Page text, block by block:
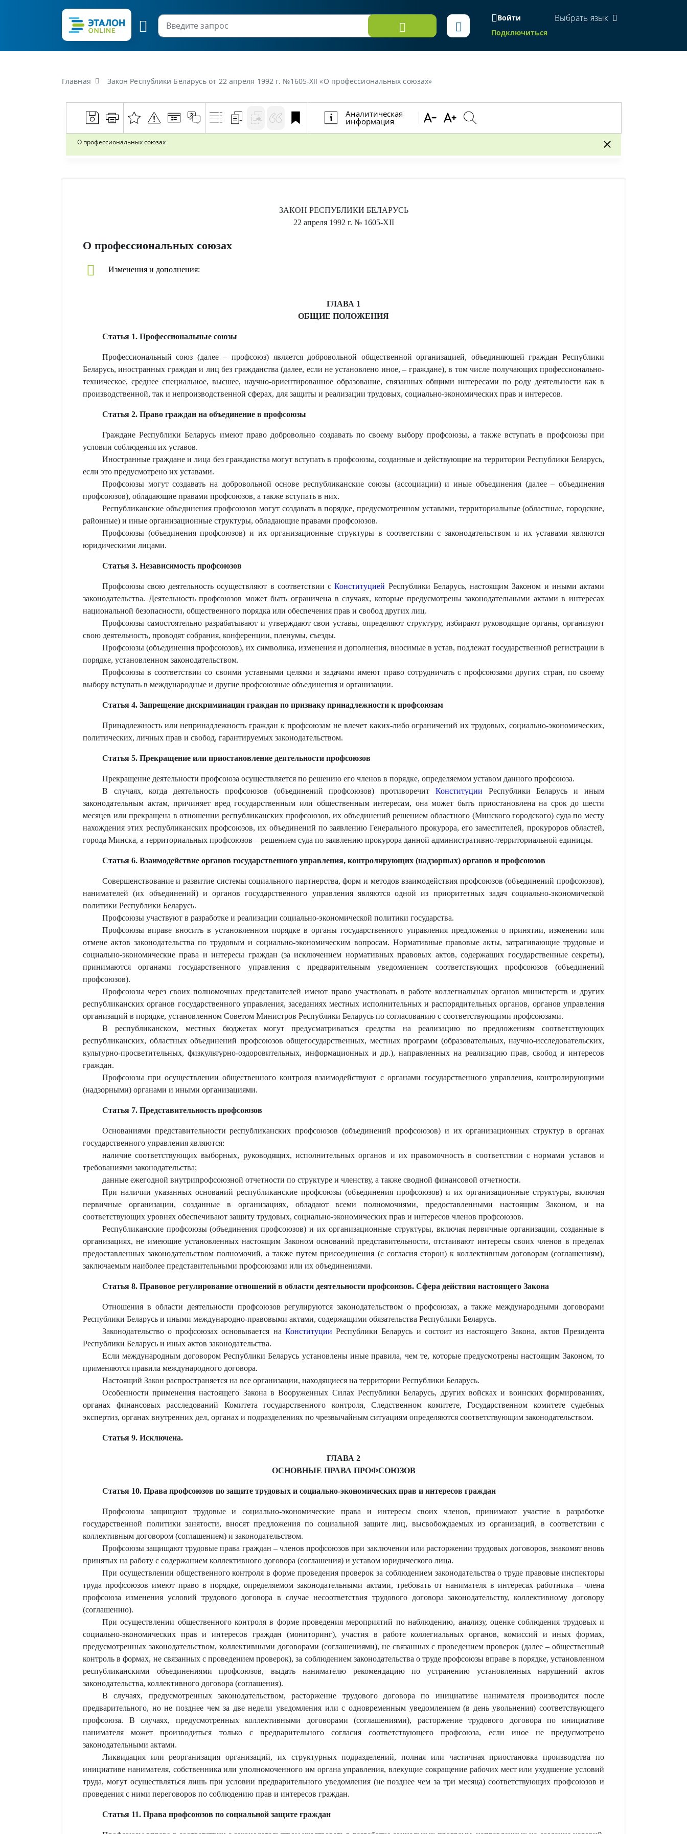
Войти
Подключиться
Выбрать язык
Главная Закон Республики Беларусь от 22 апреля 1992 г. №1605-XII «О профессиональных союзах»
Аналитическая
информация
О профессиональных союзах
ЗАКОН РЕСПУБЛИКИ БЕЛАРУСЬ
22 апреля 1992 г. № 1605-XІІ
О профессиональных союзах
Изменения и дополнения:
ГЛАВА 1
ОБЩИЕ ПОЛОЖЕНИЯ
Статья 1. Профессиональные союзы
Профессиональный союз (далее – профсоюз) является добровольной общественной организацией, объединяющей граждан Республики
Беларусь, иностранных граждан и лиц без гражданства (далее, если не установлено иное, – граждане), в том числе получающих профессионально-
техническое, среднее специальное, высшее, научно-ориентированное образование, связанных общими интересами по роду деятельности как в
производственной, так и непроизводственной сферах, для защиты и реализации трудовых, социально-экономических прав и интересов.
Статья 2. Право граждан на объединение в профсоюзы
Граждане Республики Беларусь имеют право добровольно создавать по своему выбору профсоюзы, а также вступать в профсоюзы при
условии соблюдения их уставов.
Иностранные граждане и лица без гражданства могут вступать в профсоюзы, созданные и действующие на территории Республики Беларусь,
если это предусмотрено их уставами.
Профсоюзы могут создавать на добровольной основе республиканские союзы (ассоциации) и иные объединения (далее – объединения
профсоюзов), обладающие правами профсоюзов, а также вступать в них.
Республиканские объединения профсоюзов могут создавать в порядке, предусмотренном уставами, территориальные (областные, городские,
районные) и иные организационные структуры, обладающие правами профсоюзов.
Профсоюзы (объединения профсоюзов) и их организационные структуры в соответствии с законодательством и их уставами являются
юридическими лицами.
Статья 3. Независимость профсоюзов
Профсоюзы свою деятельность осуществляют в соответствии сКонституцией Республики Беларусь, настоящим Законом и иными актами
законодательства. Деятельность профсоюзов может быть ограничена в случаях, которые предусмотрены законодательными актами в интересах
национальной безопасности, общественного порядка или обеспечения прав и свобод других лиц.
Профсоюзы самостоятельно разрабатывают и утверждают свои уставы, определяют структуру, избирают руководящие органы, организуют
свою деятельность, проводят собрания, конференции, пленумы, съезды.
Профсоюзы (объединения профсоюзов), их символика, изменения и дополнения, вносимые в устав, подлежат государственной регистрации в
порядке, установленном законодательством.
Профсоюзы в соответствии со своими уставными целями и задачами имеют право сотрудничать с профсоюзами других стран, по своему
выбору вступать в международные и другие профсоюзные объединения и организации.
Статья 4. Запрещение дискриминации граждан по признаку принадлежности к профсоюзам
Принадлежность или непринадлежность граждан к профсоюзам не влечет каких-либо ограничений их трудовых, социально-экономических,
политических, личных прав и свобод, гарантируемых законодательством.
Статья 5. Прекращение или приостановление деятельности профсоюзов
Прекращение деятельности профсоюза осуществляется по решению его членов в порядке, определяемом уставом данного профсоюза.
В случаях, когда деятельность профсоюзов (объединений профсоюзов) противоречит Конституции Республики Беларусь и иным
законодательным актам, причиняет вред государственным или общественным интересам, она может быть приостановлена на срок до шести
месяцев или прекращена в отношении республиканских профсоюзов, их объединений решением областного (Минского городского) суда по месту
нахождения этих республиканских профсоюзов, их объединений по заявлению Генерального прокурора, его заместителей, прокуроров областей,
города Минска, а территориальных профсоюзов – решением суда по заявлению прокурора данной административно-территориальной единицы.
Статья 6. Взаимодействие органов государственного управления, контролирующих (надзорных) органов и профсоюзов
Совершенствование и развитие системы социального партнерства, форм и методов взаимодействия профсоюзов (объединений профсоюзов),
нанимателей (их объединений) и органов государственного управления являются одной из приоритетных задач социально-экономической
политики Республики Беларусь.
Профсоюзы участвуют в разработке и реализации социально-экономической политики государства.
Профсоюзы вправе вносить в установленном порядке в органы государственного управления предложения о принятии, изменении или
отмене актов законодательства по трудовым и социально-экономическим вопросам. Нормативные правовые акты, затрагивающие трудовые и
социально-экономические права и интересы граждан (за исключением нормативных правовых актов, содержащих государственные секреты),
принимаются органами государственного управления с предварительным уведомлением соответствующих профсоюзов (объединений
профсоюзов).
Профсоюзы через своих полномочных представителей имеют право участвовать в работе коллегиальных органов министерств и других
республиканских органов государственного управления, заседаниях местных исполнительных и распорядительных органов, органов управления
организаций в порядке, установленном Советом Министров Республики Беларусь по согласованию с соответствующими профсоюзами.
В республиканском, местных бюджетах могут предусматриваться средства на реализацию по предложениям соответствующих
республиканских, областных объединений профсоюзов общегосударственных, местных программ (образовательных, научно-исследовательских,
культурно-просветительных, физкультурно-оздоровительных, информационных и др.), направленных на реализацию прав, свобод и интересов
граждан.
Профсоюзы при осуществлении общественного контроля взаимодействуют с органами государственного управления, контролирующими
(надзорными) органами и иными организациями.
Статья 7. Представительность профсоюзов
Основаниями представительности республиканских профсоюзов (объединений профсоюзов) и их организационных структур в органах
государственного управления являются:
наличие соответствующих выборных, руководящих, исполнительных органов и их правомочность в соответствии с нормами уставов и
требованиями законодательства;
данные ежегодной внутрипрофсоюзной отчетности по структуре и членству, а также сводной финансовой отчетности.
При наличии указанных оснований республиканские профсоюзы (объединения профсоюзов) и их организационные структуры, включая
первичные организации, созданные в организациях, обладают всеми полномочиями, предоставленными настоящим Законом, и на
соответствующих уровнях обеспечивают защиту трудовых, социально-экономических прав и интересов членов профсоюзов.
Республиканские профсоюзы (объединения профсоюзов) и их организационные структуры, включая первичные организации, созданные в
организациях, не имеющие установленных настоящим Законом оснований представительности, отстаивают интересы своих членов в пределах
предоставленных законодательством полномочий, а также путем присоединения (с согласия сторон) к коллективным договорам (соглашениям),
заключаемым наиболее представительными профсоюзами или их объединениями.
Статья 8. Правовое регулирование отношений в области деятельности профсоюзов. Сфера действия настоящего Закона
Отношения в области деятельности профсоюзов регулируются законодательством о профсоюзах, а также международными договорами
Республики Беларусь и иными международно-правовыми актами, содержащими обязательства Республики Беларусь.
Законодательство о профсоюзах основывается на Конституции Республики Беларусь и состоит из настоящего Закона, актов Президента
Республики Беларусь и иных актов законодательства.
Если международным договором Республики Беларусь установлены иные правила, чем те, которые предусмотрены настоящим Законом, то
применяются правила международного договора.
Настоящий Закон распространяется на все организации, находящиеся на территории Республики Беларусь.
Особенности применения настоящего Закона в Вооруженных Силах Республики Беларусь, других войсках и воинских формированиях,
органах финансовых расследований Комитета государственного контроля, Следственном комитете, Государственном комитете судебных
экспертиз, органах внутренних дел, органах и подразделениях по чрезвычайным ситуациям определяются соответствующим законодательством.
Статья 9. Исключена.
ГЛАВА 2
ОСНОВНЫЕ ПРАВА ПРОФСОЮЗОВ
Статья 10. Права профсоюзов по защите трудовых и социально-экономических прав и интересов граждан
Профсоюзы защищают трудовые и социально-экономические права и интересы своих членов, принимают участие в разработке
государственной политики занятости, вносят предложения по социальной защите лиц, высвобождаемых из организаций, в соответствии с
коллективным договором (соглашением) и законодательством.
Профсоюзы защищают трудовые права граждан – членов профсоюзов при заключении или расторжении трудовых договоров, знакомят вновь
принятых на работу с содержанием коллективного договора (соглашения) и уставом юридического лица.
При осуществлении общественного контроля в форме проведения проверок за соблюдением законодательства о труде правовые инспекторы
труда профсоюзов имеют право в порядке, определяемом законодательными актами, требовать от нанимателя в интересах работника – члена
профсоюза изменения условий трудового договора в случае несоответствия трудового договора законодательству, коллективному договору
(соглашению).
При осуществлении общественного контроля в форме проведения мероприятий по наблюдению, анализу, оценке соблюдения трудовых и
социально-экономических прав и интересов граждан (мониторинг), участия в работе коллегиальных органов, комиссий и иных формах,
предусмотренных законодательством, коллективными договорами (соглашениями), не связанных с проведением проверок (далее – общественный
контроль в формах, не связанных с проведением проверок), за соблюдением законодательства о труде профсоюзы вправе в порядке, установленном
республиканскими объединениями профсоюзов, выдать нанимателю рекомендацию по устранению установленных нарушений актов
законодательства, коллективного договора (соглашения).
В случаях, предусмотренных законодательством, расторжение трудового договора по инициативе нанимателя производится после
предварительного, но не позднее чем за две недели уведомления или с одновременным уведомлением (в день увольнения) соответствующего
профсоюза. В случаях, предусмотренных коллективными договорами (соглашениями), расторжение трудового договора по инициативе
нанимателя может производиться только с предварительного согласия соответствующего профсоюза, если иное не предусмотрено
законодательными актами.
Ликвидация или реорганизация организаций, их структурных подразделений, полная или частичная приостановка производства по
инициативе нанимателя, собственника или уполномоченного им органа управления, влекущие сокращение рабочих мест или ухудшение условий
труда, могут осуществляться лишь при условии предварительного уведомления (не позднее чем за три месяца) соответствующих профсоюзов и
проведения с ними переговоров по соблюдению прав и интересов граждан.
Статья 11. Права профсоюзов по социальной защите граждан